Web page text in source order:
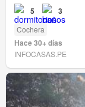
5 3
Cochera
Hace 30+ días
INFOCASAS.PE